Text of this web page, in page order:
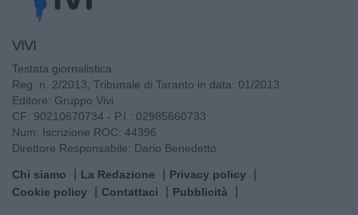
VIVI
Testata giornalistica
Reg. n. 2/2013, Tribunale di Taranto in data: 01/2013
Editore: Gruppo Vivi
CF: 90210670734 - P.I.: 02985660733
Num. Iscrizione ROC: 44396
Direttore Responsabile: Dario Benedetto
Chi siamo La Redazione
Privacy policy
Cookie policy
Contattaci Pubblicità